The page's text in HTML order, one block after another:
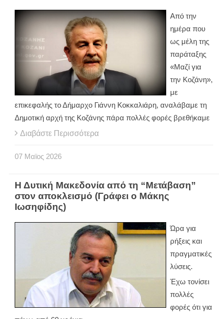
Από την
ημέρα που
ως μέλη της
παράταξης
«Μαζί για
την Κοζάνη»,
με
επικεφαλής το Δήμαρχο Γιάννη Κοκκαλιάρη, αναλάβαμε τη
Δημοτική αρχή της Κοζάνης πάρα πολλές φορές βρεθήκαμε
Διαβάστε Περισσότερα
07 Μαϊος 2026
Η Δυτική Μακεδονία από τη “Μετάβαση”
στον αποκλεισμό (Γράφει ο Μάκης
Ιωσηφίδης)
Ώρα για
ρήξεις και
πραγματικές
λύσεις.
Έχω τονίσει
πολλές
φορές ότι για